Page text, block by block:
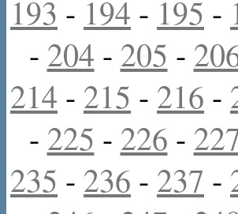
193 - 194 - 195 -
- 204 - 205 -
214 - 215 - 216 -
- 225 - 226 -
235 - 236 - 237 -